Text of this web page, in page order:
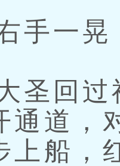
一晃
回过
通道，
上船，